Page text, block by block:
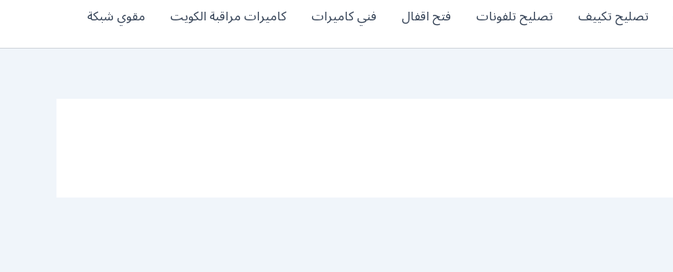
تصليح تكييف تصليح تلفونات فتح اقفال فني كاميرات كاميرات مراقبة الكويت مقوي شبكة